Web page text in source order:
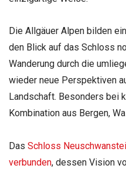
Die Allgäuer Alpen bilden
den Blick auf das Schloss
Wanderung durch die
wieder neue Perspektiven
Landschaft. Besonders bei
Kombination aus Bergen,
Das Schloss
verbunden, dessen Vision